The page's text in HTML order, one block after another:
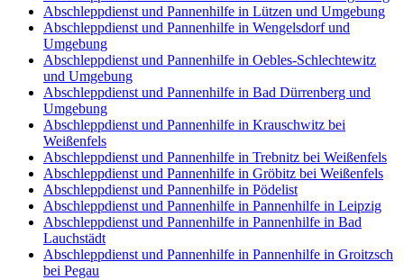
Abschleppdienst und Pannenhilfe in Lützen und Umgebung
Abschleppdienst und Pannenhilfe in Wengelsdorf und
Umgebung
Abschleppdienst und Pannenhilfe in Oebles-Schlechtewitz
und Umgebung
Abschleppdienst und Pannenhilfe in Bad Dürrenberg und
Umgebung
Abschleppdienst und Pannenhilfe in Krauschwitz bei
Weißenfels
Abschleppdienst und Pannenhilfe in Trebnitz bei Weißenfels
Abschleppdienst und Pannenhilfe in Gröbitz bei Weißenfels
Abschleppdienst und Pannenhilfe in Pödelist
Abschleppdienst und Pannenhilfe in Pannenhilfe in Leipzig
Abschleppdienst und Pannenhilfe in Pannenhilfe in Bad
Lauchstädt
Abschleppdienst und Pannenhilfe in Pannenhilfe in Groitzsch
bei Pegau